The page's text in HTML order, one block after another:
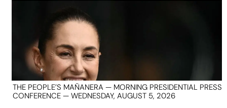
THE PEOPLE’S MAÑANERA — MORNING PRESIDENTIAL PRESS
CONFERENCE — WEDNESDAY, AUGUST 5, 2026